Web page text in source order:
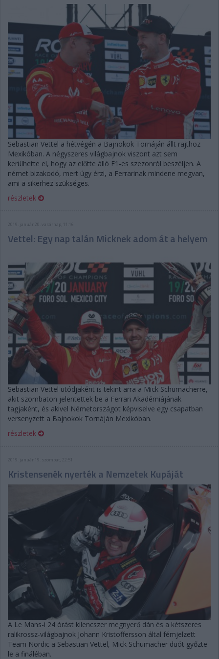
Sebastian Vettel a hétvégén a Bajnokok Tornáján állt rajthoz
Mexikóban. A négyszeres világbajnok viszont azt sem
kerülhette el, hogy az előtte álló F1-es szezonról beszéljen. A
német bizakodó, mert úgy érzi, a Ferrarinak mindene megvan,
ami a sikerhez szükséges.
részletek
Vettel: Egy nap talán Micknek adom át a helyem
Sebastian Vettel utódjaként is tekint arra a Mick Schumacherre,
akit szombaton jelentettek be a Ferrari Akadémiájának
tagjaként, és akivel Németországot képviselve egy csapatban
versenyzett a Bajnokok Tornáján Mexikóban.
részletek
2019. január 19. szombat, 22:51
Kristensenék nyerték a Nemzetek Kupáját
A Le Mans-i 24 órást kilencszer megnyerő dán és a kétszeres
ralikrossz-világbajnok Johann Kristoffersson által fémjelzett
Team Nordic a Sebastian Vettel, Mick Schumacher duót győzte
le a fináléban.